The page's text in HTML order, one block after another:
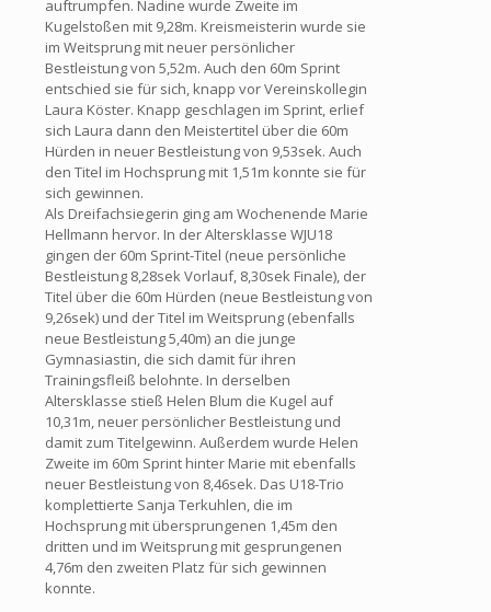
auftrumpfen. Nadine wurde Zweite im
Kugelstoßen mit 9,28m. Kreismeisterin wurde sie
im Weitsprung mit neuer persönlicher
Bestleistung von 5,52m. Auch den 60m Sprint
entschied sie für sich, knapp vor Vereinskollegin
Laura Köster. Knapp geschlagen im Sprint, erlief
sich Laura dann den Meistertitel über die 60m
Hürden in neuer Bestleistung von 9,53sek. Auch
den Titel im Hochsprung mit 1,51m konnte sie für
sich gewinnen.
Als Dreifachsiegerin ging am Wochenende Marie
Hellmann hervor. In der Altersklasse WJU18
gingen der 60m Sprint-Titel (neue persönliche
Bestleistung 8,28sek Vorlauf, 8,30sek Finale), der
Titel über die 60m Hürden (neue Bestleistung von
9,26sek) und der Titel im Weitsprung (ebenfalls
neue Bestleistung 5,40m) an die junge
Gymnasiastin, die sich damit für ihren
Trainingsfleiß belohnte. In derselben
Altersklasse stieß Helen Blum die Kugel auf
10,31m, neuer persönlicher Bestleistung und
damit zum Titelgewinn. Außerdem wurde Helen
Zweite im 60m Sprint hinter Marie mit ebenfalls
neuer Bestleistung von 8,46sek. Das U18-Trio
komplettierte Sanja Terkuhlen, die im
Hochsprung mit übersprungenen 1,45m den
dritten und im Weitsprung mit gesprungenen
4,76m den zweiten Platz für sich gewinnen
konnte.